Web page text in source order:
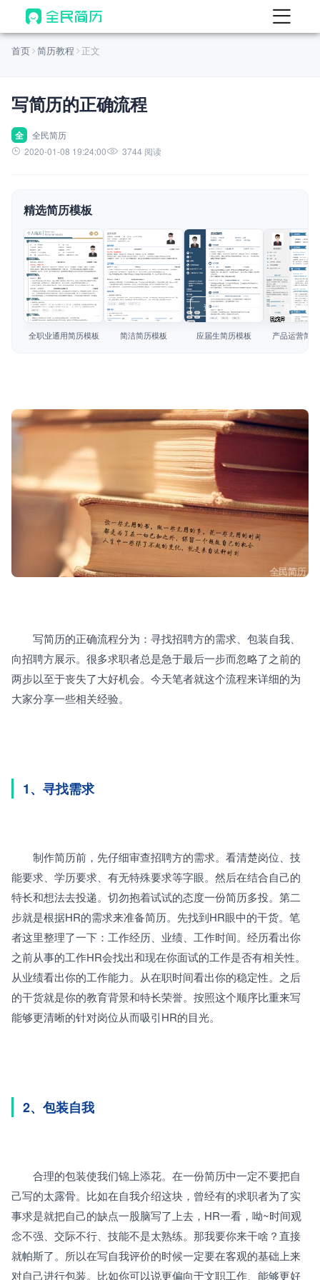
首页
AI 生成简历
AI 优化简历
AI 翻译简历
AI 模拟面试
面试自我介绍
AI 职场工具 New
简历模板
简历教程
首页 简历教程 正文
写简历的正确流程
全
全民简历
2020-01-08 19:24:00
3744 阅读
精选简历模板
查看模板
全职业通用简历模板
查看模板
简洁简历模板
查看模板
应届生简历模板
查看模板
产品运营简
写简历的正确流程分为：寻找招聘方的需求、包装自我、
向招聘方展示。很多求职者总是急于最后一步而忽略了之前的
两步以至于丧失了大好机会。今天笔者就这个流程来详细的为
大家分享一些相关经验。
1、寻找需求
制作简历前，先仔细审查招聘方的需求。看清楚岗位、技
能要求、学历要求、有无特殊要求等字眼。然后在结合自己的
特长和想法去投递。切勿抱着试试的态度一份简历多投。第二
步就是根据HR的需求来准备简历。先找到HR眼中的干货。笔
者这里整理了一下：工作经历、业绩、工作时间。经历看出你
之前从事的工作HR会找出和现在你面试的工作是否有相关性。
从业绩看出你的工作能力。从在职时间看出你的稳定性。之后
的干货就是你的教育背景和特长荣誉。按照这个顺序比重来写
能够更清晰的针对岗位从而吸引HR的目光。
2、包装自我
合理的包装使我们锦上添花。在一份简历中一定不要把自
己写的太露骨。比如在自我介绍这块，曾经有的求职者为了实
事求是就把自己的缺点一股脑写了上去，HR一看，呦~时间观
念不强、交际不行、技能不是太熟练。那我要你来干啥？直接
就帕斯了。所以在写自我评价的时候一定要在客观的基础上来
对自己进行包装。比如你可以说更偏向于文职工作、能够更好